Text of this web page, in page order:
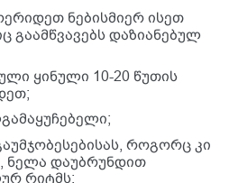
ნებისმიერ ისეთ
გაამწვავებს დაზიანებულ
ყინული 10-20 წუთის
როგორც კი
ნელა დაუბრუნდით
რიტმს;